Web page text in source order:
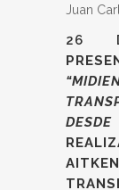
Juan
26